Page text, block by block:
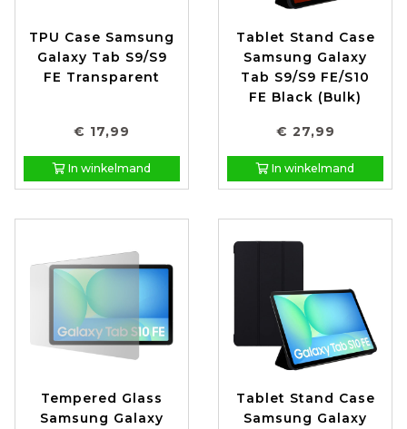
TPU Case Samsung
Galaxy Tab S9/S9
FE Transparent
€ 17,99
In winkelmand
Tablet Stand Case
Samsung Galaxy
Tab S9/S9 FE/S10
FE Black (Bulk)
€ 27,99
In winkelmand
Tempered Glass
Samsung Galaxy
Tablet Stand Case
Samsung Galaxy